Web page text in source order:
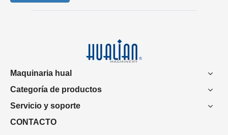
Maquinaria hual
Categoría de productos
Servicio y soporte
CONTACTO